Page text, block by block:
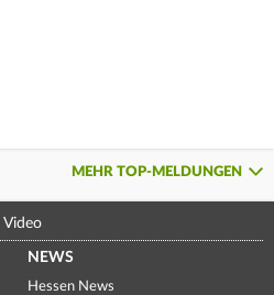
MEHR TOP-MELDUNGEN
Video
NEWS
Hessen News